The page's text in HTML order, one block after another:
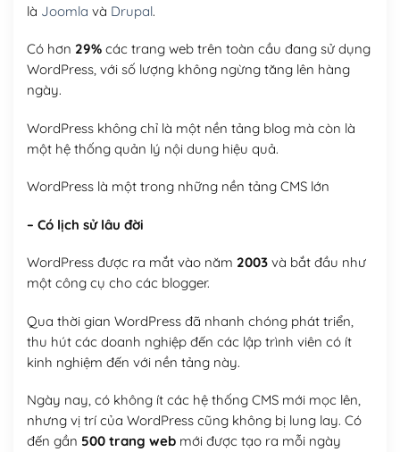
là Joomla và Drupal.
Có hơn 29%các trang web trên toàn cầu đang sử dụng
WordPress, với số lượng không ngừng tăng lên hàng
ngày.
WordPress không chỉ là một nền tảng blog mà còn là
một hệ thống quản lý nội dung hiệu quả.
WordPress là một trong những nền tảng CMS lớn
– Có lịch sử lâu đời
WordPress được ra mắt vào năm 2003và bắt đầu như
một công cụ cho các blogger.
Qua thời gian WordPress đã nhanh chóng phát triển,
thu hút các doanh nghiệp đến các lập trình viên có ít
kinh nghiệm đến với nền tảng này.
Ngày nay, có không ít các hệ thống CMS mới mọc lên,
nhưng vị trí của WordPress cũng không bị lung lay. Có
đến gần 500 trang webmới được tạo ra mỗi ngày